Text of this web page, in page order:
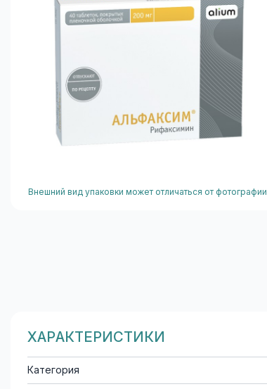
Внешний вид упаковки может отличаться от фотографии
ХАРАКТЕРИСТИКИ
Категория